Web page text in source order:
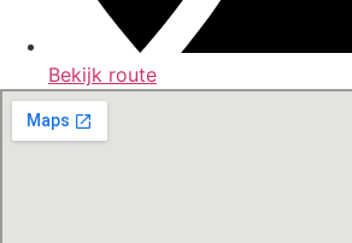
Bekijk route